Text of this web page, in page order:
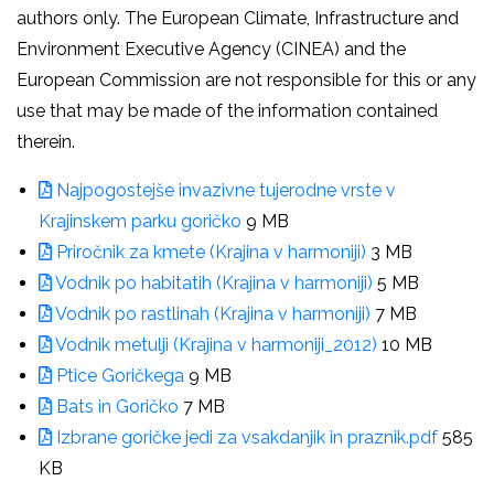
authors only. The European Climate, Infrastructure and
Environment Executive Agency (CINEA) and the
European Commission are not responsible for this or any
use that may be made of the information contained
therein.
Najpogostejše invazivne tujerodne vrste v
Krajinskem parku goričko 9 MB
Priročnik za kmete (Krajina v harmoniji) 3 MB
Vodnik po habitatih (Krajina v harmoniji) 5 MB
Vodnik po rastlinah (Krajina v harmoniji) 7 MB
Vodnik metulji (Krajina v harmoniji_2012) 10 MB
Ptice Goričkega 9 MB
Bats in Goričko 7 MB
Izbrane goričke jedi za vsakdanjik in praznik.pdf 585
KB